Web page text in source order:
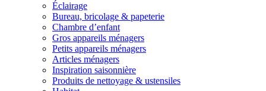
Éclairage
Bureau, bricolage & papeterie
Chambre d’enfant
Gros appareils ménagers
Petits appareils ménagers
Articles ménagers
Inspiration saisonnière
Produits de nettoyage & ustensiles